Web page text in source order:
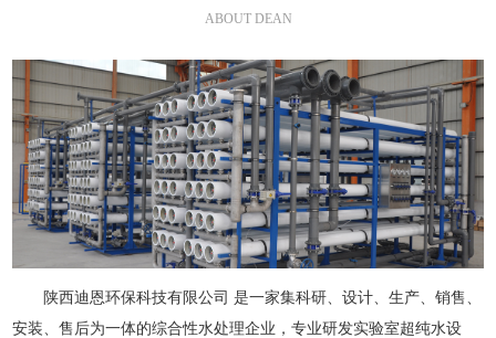
ABOUT DEAN
陕西迪恩环保科技有限公司 是一家集科研、设计、生产、销售、
安装、售后为一体的综合性水处理企业，专业研发实验室超纯水设